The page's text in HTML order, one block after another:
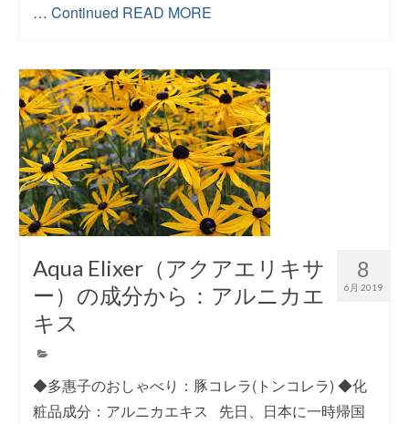
… Continued READ MORE
8
6月 2019
Aqua Elixer（アクアエリキサ
ー）の成分から：アルニカエ
キス
◆多惠子のおしゃべり：豚コレラ(トンコレラ) ◆化
粧品成分：アルニカエキス 先日、日本に一時帰国